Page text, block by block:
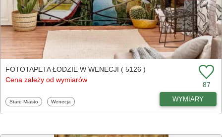
FOTOTAPETA ŁODZIE W WENECJI ( 5126 )
Cena zależy od wymiarów
87
Fototapety
Stare Miasto Fototapety
Wenecja WYMIARY